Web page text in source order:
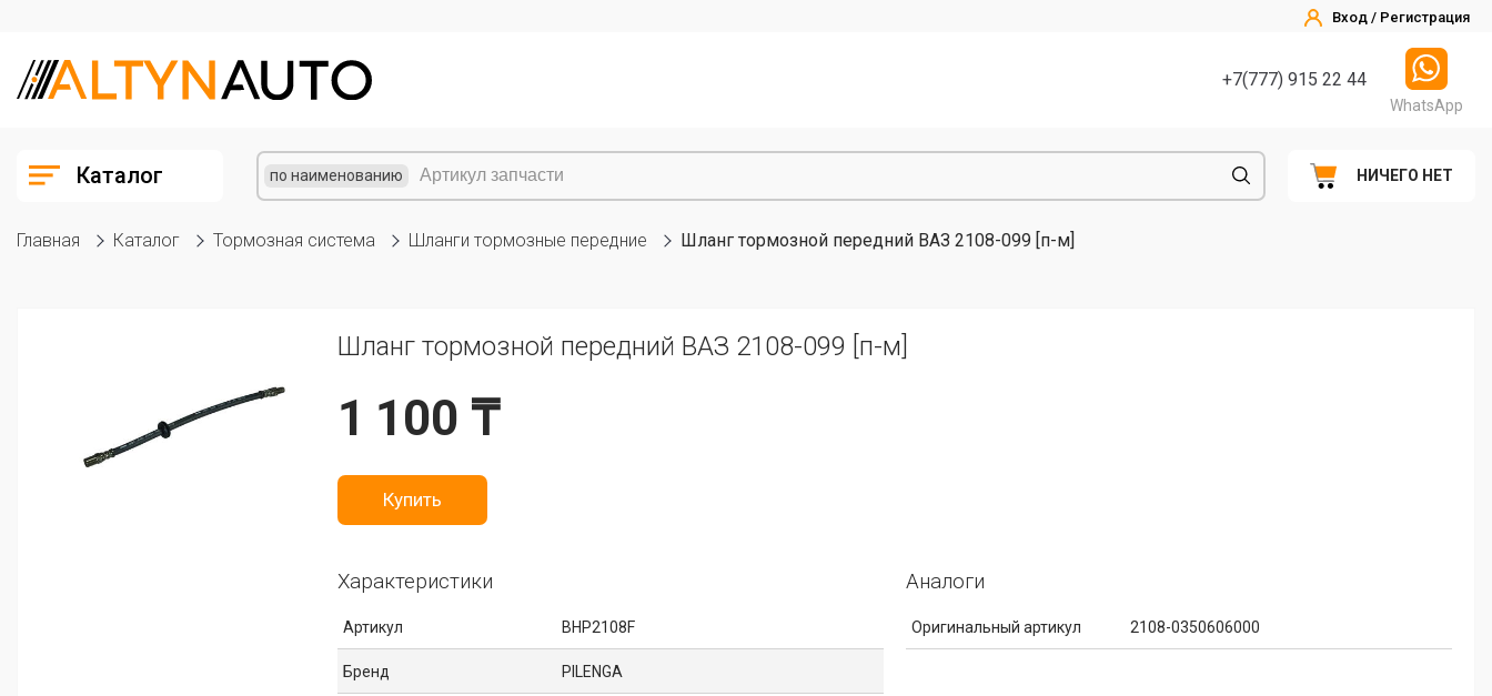
Вход / Регистрация
+7(777) 915 22 44
WhatsApp
Каталог по наименованию НИЧЕГО НЕТ
Главная Каталог Тормозная система Шланги тормозные передние Шланг тормозной передний ВАЗ 2108-099 [п-м]
Шланг тормозной передний ВАЗ 2108-099 [п-м]
1 100 ₸
Купить
Характеристики
Артикул BHP2108F
Бренд PILENGA
Аналоги
Оригинальный артикул 2108-0350606000